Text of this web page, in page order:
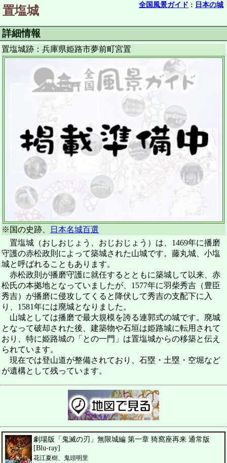
全国風景ガイド : 日本の城
置塩城
詳細情報
置塩城跡：兵庫県姫路市夢前町宮置
※国の史跡、
日本名城百選
置塩城（おしおじょう、おじおじょう）は、1469年に播磨
守護の赤松政則によって築城された山城です。藤丸城、小塩
城と呼ばれることもあります。
赤松政則が播磨守護に就任するとともに築城して以来、赤
松氏の本拠地となっていましたが、1577年に羽柴秀吉（豊臣
秀吉）が播磨に侵攻してくると降伏して秀吉の支配下に入
り、1581年には廃城となりました。
山城としては播磨で最大規模を誇る連郭式の城です。廃城
となって破却された後、建築物や石垣は姫路城に転用されて
おり、特に姫路城の「との一門」は置塩城からの移築と伝え
られています。
現在では登山道が整備されており、石塁・土塁・空堀など
が遺構として残っています。
劇場版「鬼滅の刃」無限城編 第一章 猗窩座再来 通常版
[Blu-ray]
花江夏樹、鬼頭明里